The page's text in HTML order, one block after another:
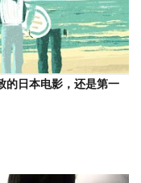
的日本电影，还是第一